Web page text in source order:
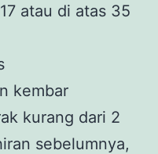
atau di atas 35
kembar
kurang dari 2
sebelumnya,